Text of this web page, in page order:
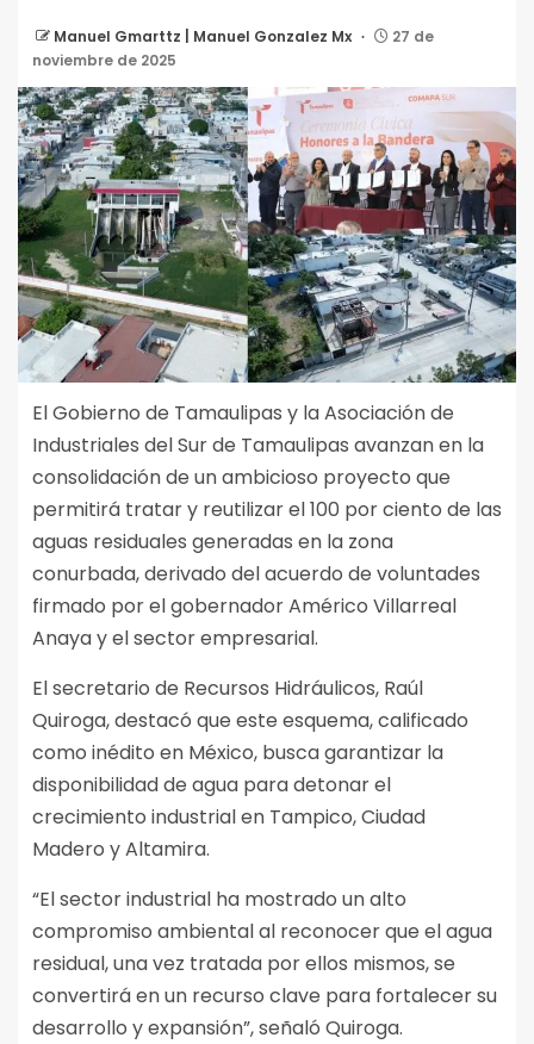
Manuel Gmarttz | Manuel Gonzalez Mx
27 de
noviembre de 2025
El Gobierno de Tamaulipas y la Asociación de
Industriales del Sur de Tamaulipas avanzan en la
consolidación de un ambicioso proyecto que
permitirá tratar y reutilizar el 100 por ciento de las
aguas residuales generadas en la zona
conurbada, derivado del acuerdo de voluntades
firmado por el gobernador Américo Villarreal
Anaya y el sector empresarial.
El secretario de Recursos Hidráulicos, Raúl
Quiroga, destacó que este esquema, calificado
como inédito en México, busca garantizar la
disponibilidad de agua para detonar el
crecimiento industrial en Tampico, Ciudad
Madero y Altamira.
“El sector industrial ha mostrado un alto
compromiso ambiental al reconocer que el agua
residual, una vez tratada por ellos mismos, se
convertirá en un recurso clave para fortalecer su
desarrollo y expansión”, señaló Quiroga.